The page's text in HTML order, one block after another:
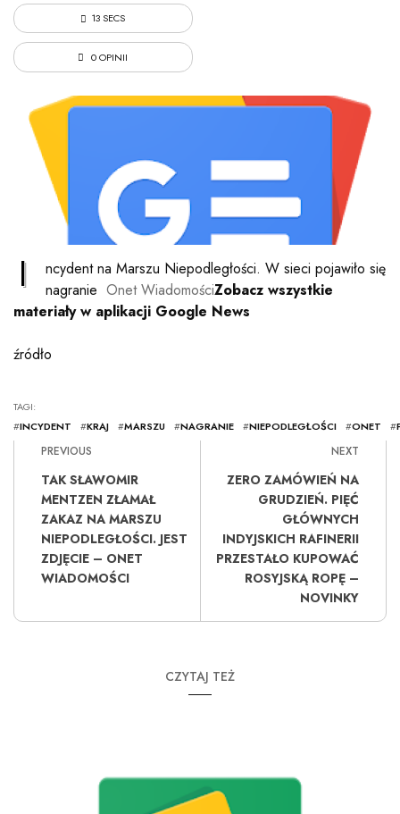
13 SECS
0 OPINII
I
ncydent na Marszu Niepodległości. W sieci pojawiło się
nagranie Onet WiadomościZobacz wszystkie
materiały w aplikacji Google News
źródło
TAGI:
#INCYDENT #KRAJ #MARSZU #NAGRANIE #NIEPODLEGŁOŚCI #ONET #
PREVIOUS
TAK SŁAWOMIR
MENTZEN ZŁAMAŁ
ZAKAZ NA MARSZU
NIEPODLEGŁOŚCI. JEST
ZDJĘCIE – ONET
WIADOMOŚCI
NEXT
ZERO ZAMÓWIEŃ NA
GRUDZIEŃ. PIĘĆ
GŁÓWNYCH
INDYJSKICH RAFINERII
PRZESTAŁO KUPOWAĆ
ROSYJSKĄ ROPĘ –
NOVINKY
CZYTAJ TEŻ